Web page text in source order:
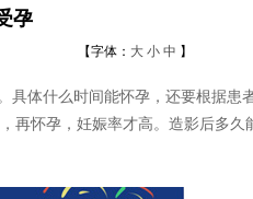
孕
【字体： 大 小 中 】
具体什么时间能怀孕，还要根据患
再怀孕，妊娠率才高。造影后多久